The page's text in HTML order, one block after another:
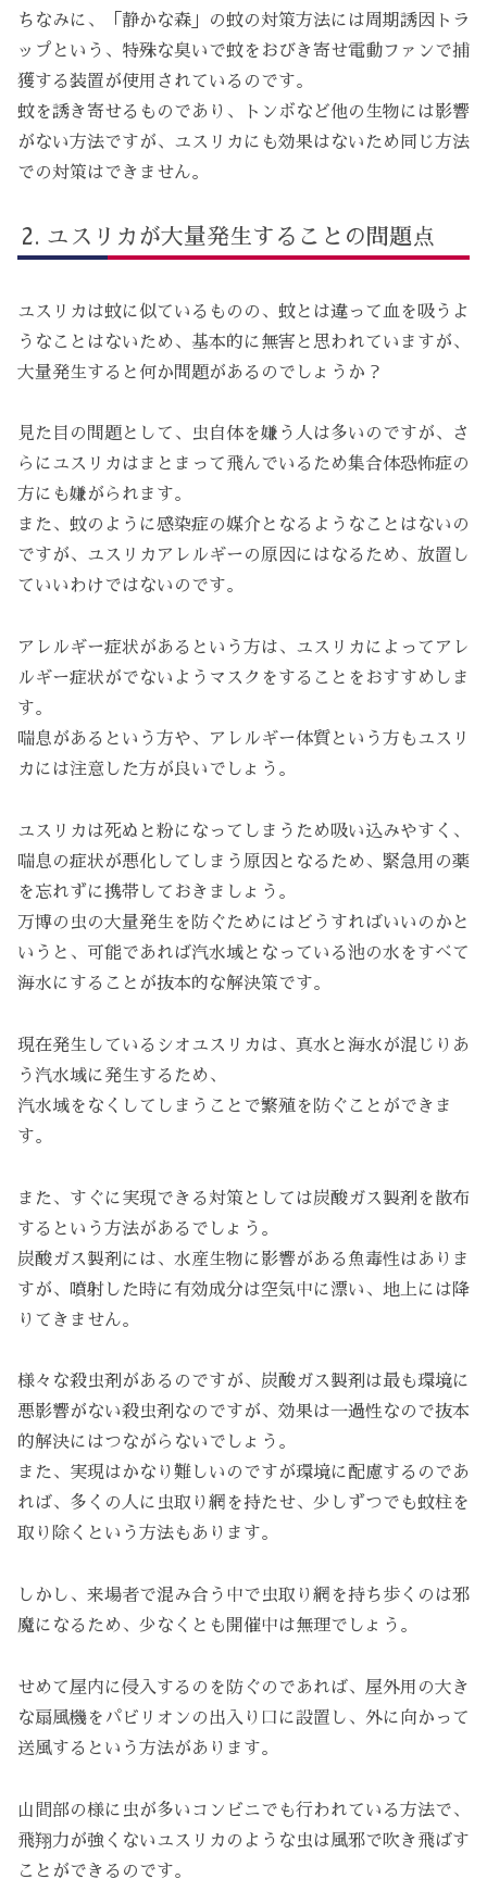
ちなみに、「静かな森」の蚊の対策方法には周期誘因トラ
ップという、特殊な臭いで蚊をおびき寄せ電動ファンで捕
獲する装置が使用されているのです。
蚊を誘き寄せるものであり、トンボなど他の生物には影響
がない方法ですが、ユスリカにも効果はないため同じ方法
での対策はできません。
ユスリカが大量発生することの問題点
ユスリカは蚊に似ているものの、蚊とは違って血を吸うよ
うなことはないため、基本的に無害と思われていますが、
大量発生すると何か問題があるのでしょうか？
見た目の問題として、虫自体を嫌う人は多いのですが、さ
らにユスリカはまとまって飛んでいるため集合体恐怖症の
方にも嫌がられます。
また、蚊のように感染症の媒介となるようなことはないの
ですが、ユスリカアレルギーの原因にはなるため、放置し
ていいわけではないのです。
アレルギー症状があるという方は、ユスリカによってアレ
ルギー症状がでないようマスクをすることをおすすめしま
す。
喘息があるという方や、アレルギー体質という方もユスリ
カには注意した方が良いでしょう。
ユスリカは死ぬと粉になってしまうため吸い込みやすく、
喘息の症状が悪化してしまう原因となるため、緊急用の薬
を忘れずに携帯しておきましょう。
万博の虫の大量発生を防ぐためにはどうすればいいのかと
いうと、可能であれば汽水域となっている池の水をすべて
海水にすることが抜本的な解決策です。
現在発生しているシオユスリカは、真水と海水が混じりあ
う汽水域に発生するため、
汽水域をなくしてしまうことで繁殖を防ぐことができま
す。
また、すぐに実現できる対策としては炭酸ガス製剤を散布
するという方法があるでしょう。
炭酸ガス製剤には、水産生物に影響がある魚毒性はありま
すが、噴射した時に有効成分は空気中に漂い、地上には降
りてきません。
様々な殺虫剤があるのですが、炭酸ガス製剤は最も環境に
悪影響がない殺虫剤なのですが、効果は一過性なので抜本
的解決にはつながらないでしょう。
また、実現はかなり難しいのですが環境に配慮するのであ
れば、多くの人に虫取り網を持たせ、少しずつでも蚊柱を
取り除くという方法もあります。
しかし、来場者で混み合う中で虫取り網を持ち歩くのは邪
魔になるため、少なくとも開催中は無理でしょう。
せめて屋内に侵入するのを防ぐのであれば、屋外用の大き
な扇風機をパビリオンの出入り口に設置し、外に向かって
送風するという方法があります。
山間部の様に虫が多いコンビニでも行われている方法で、
飛翔力が強くないユスリカのような虫は風邪で吹き飛ばす
ことができるのです。